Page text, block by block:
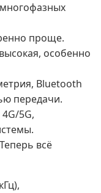
проще.
особенно
Bluetooth
передачи.
5G,
всё